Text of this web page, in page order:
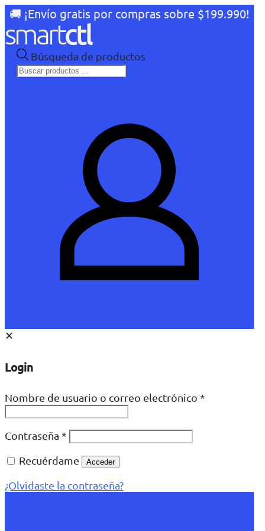
🚚 ¡Envío gratis por compras sobre $199.990!
Búsqueda de productos
✕
Login
Nombre de usuario o correo electrónico *
Contraseña *
Recuérdame
Acceder
¿Olvidaste la contraseña?